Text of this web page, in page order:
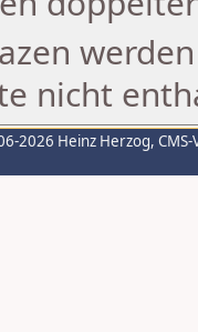
nicht
2026 Heinz Herzog,